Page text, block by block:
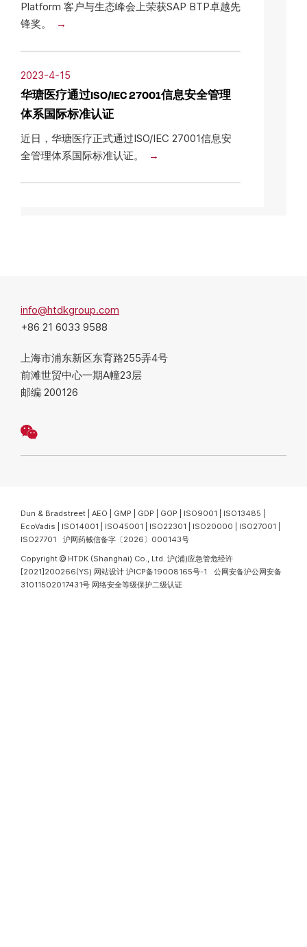
Platform 客户与生态峰会上荣获SAP BTP卓越先
锋奖。
2023-4-15
华瑭医疗通过ISO/IEC 27001信息安全管理
体系国际标准认证
近日，华瑭医疗正式通过ISO/IEC 27001信息安
全管理体系国际标准认证。
info@htdkgroup.com
+86 21 6033 9588
上海市浦东新区东育路255弄4号
前滩世贸中心一期A幢23层
邮编 200126
Dun & Bradstreet | AEO | GMP | GDP | GOP | ISO9001 | ISO13485 |
EcoVadis | ISO14001 | ISO45001 | ISO22301 | ISO20000 | ISO27001 |
ISO27701 沪网药械信备字〔2026〕000143号
Copyright @ HTDK (Shanghai) Co., Ltd. 沪(浦)应急管危经许
[2021]200266(YS) 网站设计 沪ICP备19008165号-1
公网安备沪公网安备
31011502017431号 网络安全等级保护二级认证